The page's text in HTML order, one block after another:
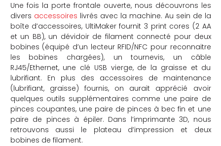
Une fois la porte frontale ouverte, nous découvrons les
divers accessoires livrés avec la machine. Au sein de la
boîte d’accessoires, UltiMaker fournit 3 print cores (2 AA
et un BB), un dévidoir de filament connecté pour deux
bobines (équipé d’un lecteur RFID/NFC pour reconnaitre
les bobines chargées), un tournevis, un câble
RJ45/Ethernet, une clé USB vierge, de la graisse et du
lubrifiant. En plus des accessoires de maintenance
(lubrifiant, graisse) fournis, on aurait apprécié avoir
quelques outils supplémentaires comme une paire de
pinces coupantes, une paire de pinces à bec fin et une
paire de pinces à épiler. Dans l’imprimante 3D, nous
retrouvons aussi le plateau d’impression et deux
bobines de filament.